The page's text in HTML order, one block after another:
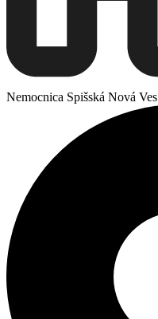
Nemocnica Spišská Nová Ves